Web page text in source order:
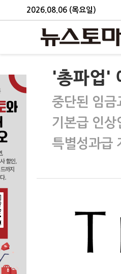
2026.08.06 (목요일)
'총파업'
중단된 임
기본급 인
특별성과급